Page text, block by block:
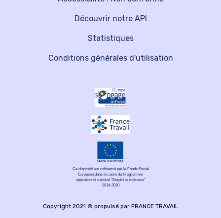
Découvrir notre API
Statistiques
Conditions générales d'utilisation
Ce dispositif est cofinancé par le Fonds Social
Européen dans le cadre du Programme
opérationnel national "Emploi et inclusion"
2014-2020
Copyright 2021 © propulsé par FRANCE TRAVAIL